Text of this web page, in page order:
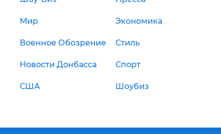
Мир Экономика
Военное Обозрение Стиль
Новости Донбасса Спорт
США Шоубиз